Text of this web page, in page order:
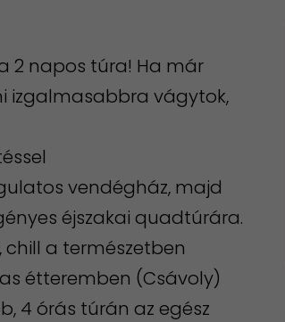
2 napos túra! Ha már
izgalmasabbra vágytok,
vendégház, majd
éjszakai quadtúrára.
chill a természetben
étteremben (Csávoly)
4 órás túrán az egész